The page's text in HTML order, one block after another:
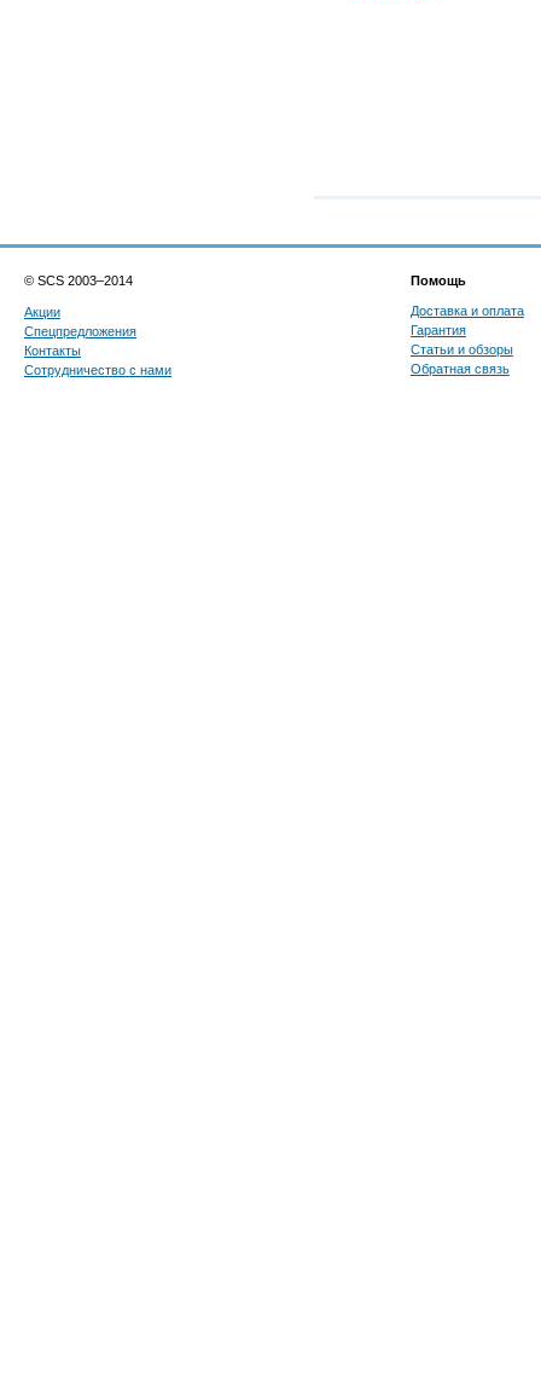
© SCS 2003–2014
Акции
Спецпредложения
Контакты
Сотрудничество с нами
Помощь
Доставка и оплата
Гарантия
Статьи и обзоры
Обратная связь